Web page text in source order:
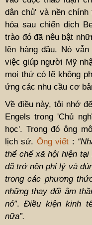
dân chủ' và nền
hóa sau chiến dịch
trào đó đã nêu bật
lên hàng đầu. Nó
việc giúp người Mỹ
mọi thứ có lẽ không
ứng các nhu cầu cơ
Về điều này, tôi nhớ
Engels trong 'Chủ
học'. Trong đó ông
lịch sử. Ông viết :
thể chế xã hội hiện
đã trở nên phi lý và
trong các phương
những thay đổi âm
nó”.Điều kiện kinh
nữa”.